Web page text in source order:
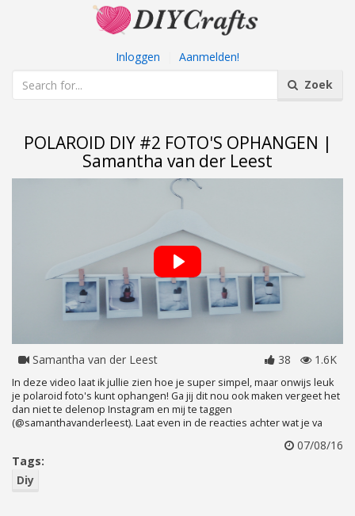
Inloggen
Aanmelden!
Zoek
POLAROID DIY #2 FOTO'S OPHANGEN |
Samantha van der Leest
Samantha van der Leest 38 1.6K
In deze video laat ik jullie zien hoe je super simpel, maar onwijs leuk
je polaroid foto's kunt ophangen! Ga jij dit nou ook maken vergeet het
dan niet te delenop Instagram en mij te taggen
(@samanthavanderleest). Laat even in de reacties achter wat je va
07/08/16
Tags:
Diy